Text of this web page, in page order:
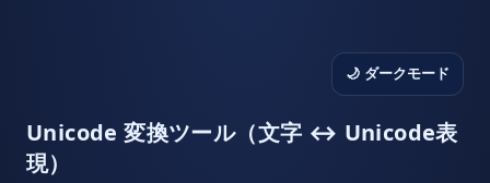
🌙 ダークモード
Unicode 変換ツール（文字 ↔ Unicode表
現）